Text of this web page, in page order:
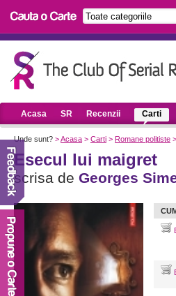
Acasa SR Recenzii Carti
Unde sunt? >Acasa > Carti > Romane politiste >
Esecul lui maigret
scrisa de Georges